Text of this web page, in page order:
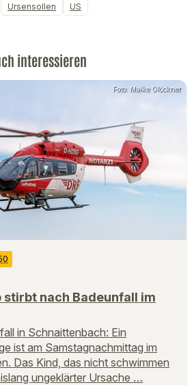
Ursensollen
US
interessieren
Foto: Maike Glöckner
nach Badeunfall im
in Schnaittenbach: Ein
ist am Samstagnachmittag im
Das Kind, das nicht schwimmen
ungeklärter Ursache …